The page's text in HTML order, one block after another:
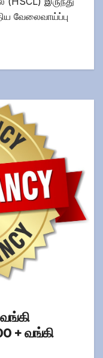
வேலைவாய்ப்பு
+ வங்கி